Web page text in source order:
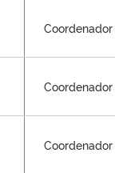
Coordenador
Coordenador
Coordenador